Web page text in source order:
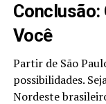
Conclusão:
Você
Partir de São
possibilidades.
Nordeste